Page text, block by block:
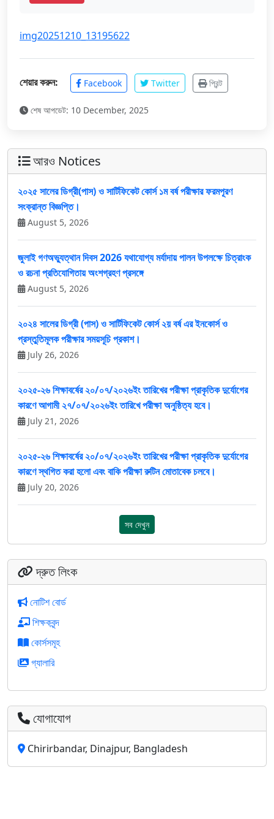
img20251210_13195622
শেয়ার করুন: Facebook Twitter প্রিন্ট
শেষ আপডেট: 10 December, 2025
আরও Notices
২০২৫ সালের ডিগ্রী(পাস) ও সার্টিফিকেট কোর্স ১ম বর্ষ পরীক্ষার ফরমপূরণ
সংক্রান্ত বিজ্ঞপ্তি।
August 5, 2026
জুলাই গণঅভ্যুত্থান দিবস 2026 যথাযোগ্য মর্যাদায় পালন উপলক্ষে চিত্রাংক
ও রচনা প্রতিযোগিতায় অংশগ্রহণ প্রসঙ্গে
August 5, 2026
২০২৪ সালের ডিগ্রী (পাস) ও সার্টিফিকেট কোর্স ২য় বর্ষ এর ইনকোর্স ও
প্রস্তুতিমূলক পরীক্ষার সময়সূচি প্রকাশ।
July 26, 2026
২০২৫-২৬ শিক্ষাবর্ষের ২০/০৭/২০২৬ইং তারিখের পরীক্ষা প্রাকৃতিক দুর্যোগের
কারণে আগামী ২৭/০৭/২০২৬ইং তারিখে পরীক্ষা অনুষ্ঠিত্য হবে।
July 21, 2026
২০২৫-২৬ শিক্ষাবর্ষের ২০/০৭/২০২৬ইং তারিখের পরীক্ষা প্রাকৃতিক দুর্যোগের
কারণে স্থগিত করা হলো এবং বাকি পরীক্ষা রুটিন মোতাবেক চলবে।
July 20, 2026
সব দেখুন
দ্রুত লিংক
নোটিশ বোর্ড
শিক্ষকবৃন্দ
কোর্সসমূহ
গ্যালারি
যোগাযোগ
Chirirbandar, Dinajpur, Bangladesh